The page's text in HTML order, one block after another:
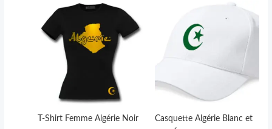
T-Shirt Femme Algérie Noir
Plage
prix :
24,90 €
à
34,90 €
Ce
produit
a
plusieurs
variations.
Les
options
peuvent
Casquette Algérie Blanc et